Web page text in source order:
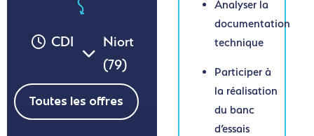
CDI
Niort
(79)
Toutes les offres
Analyser la
documentation
technique
Participer à
la réalisation
du banc
d’essais